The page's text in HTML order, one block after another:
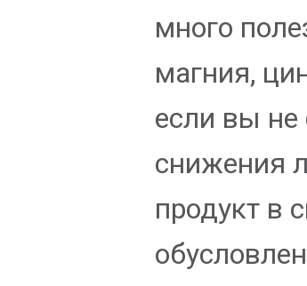
много
магния,
если вы не
снижения
продукт в